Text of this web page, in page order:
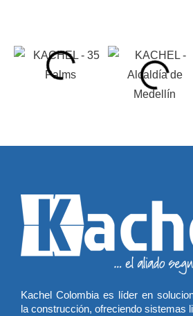
Kachel Colombia es líder en
la construcción, ofreciendo sistemas